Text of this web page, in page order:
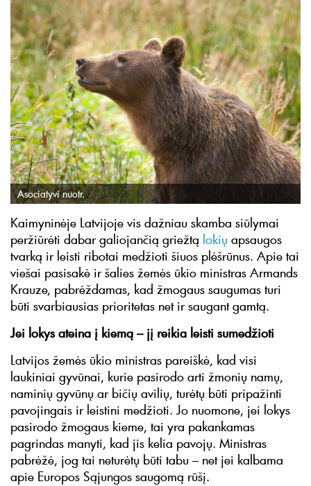
Asociatyvi nuotr.
Kaimyninėje Latvijoje vis dažniau skamba siūlymai
peržiūrėti dabar galiojančią griežtą lokių apsaugos
tvarką ir leisti ribotai medžioti šiuos plėšrūnus. Apie tai
viešai pasisakė ir šalies žemės ūkio ministras Armands
Krauze, pabrėždamas, kad žmogaus saugumas turi
būti svarbiausias prioritetas net ir saugant gamtą.
Jei lokys ateina į kiemą – jį reikia leisti sumedžioti
Latvijos žemės ūkio ministras pareiškė, kad visi
laukiniai gyvūnai, kurie pasirodo arti žmonių namų,
naminių gyvūnų ar bičių avilių, turėtų būti pripažinti
pavojingais ir leistini medžioti. Jo nuomone, jei lokys
pasirodo žmogaus kieme, tai yra pakankamas
pagrindas manyti, kad jis kelia pavojų. Ministras
pabrėžė, jog tai neturėtų būti tabu – net jei kalbama
apie Europos Sąjungos saugomą rūšį.